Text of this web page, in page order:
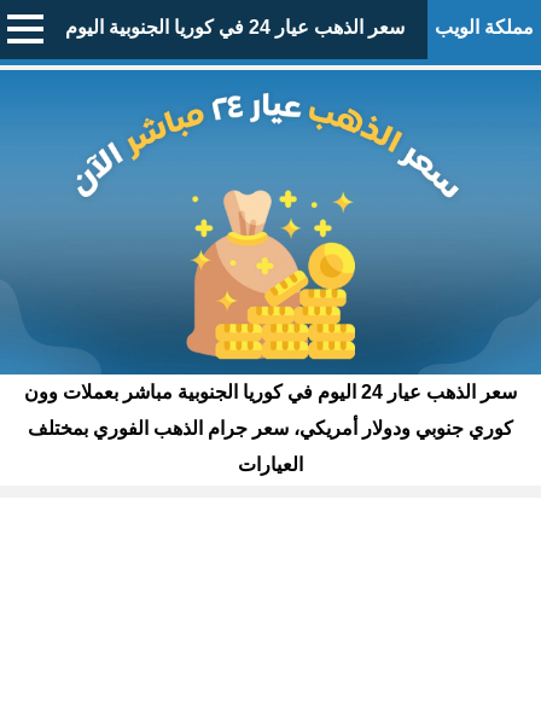
مملكة الويب سعر الذهب عيار 24 في كوريا الجنوبية اليوم
سعر الذهب عيار 24 اليوم في كوريا الجنوبية مباشر بعملات وون
كوري جنوبي ودولار أمريكي، سعر جرام الذهب الفوري بمختلف
العيارات